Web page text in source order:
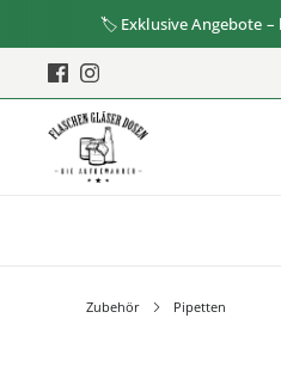
🏷️ Exklusive Angebote – bis zu
Zubehör Pipetten